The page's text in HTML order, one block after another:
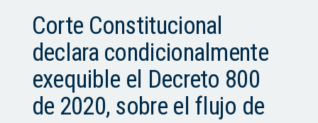
Corte Constitucional
declara condicionalmente
exequible el Decreto 800
de 2020, sobre el flujo de